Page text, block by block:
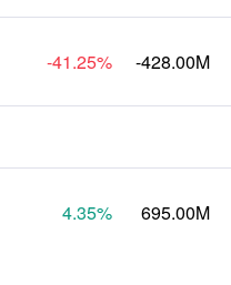
-41.25% -428.00M
4.35% 695.00M